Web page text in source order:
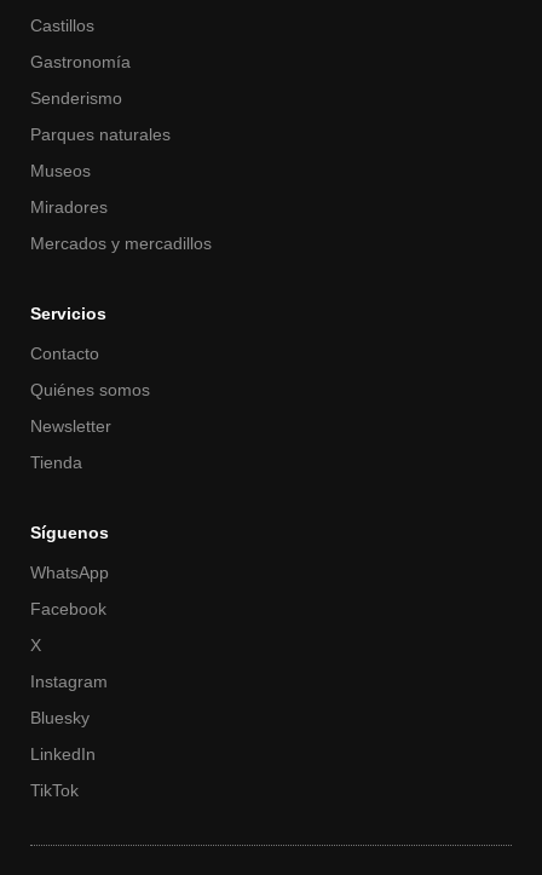
Castillos
Gastronomía
Senderismo
Parques naturales
Museos
Miradores
Mercados y mercadillos
Servicios
Contacto
Quiénes somos
Newsletter
Tienda
Síguenos
WhatsApp
Facebook
X
Instagram
Bluesky
LinkedIn
TikTok